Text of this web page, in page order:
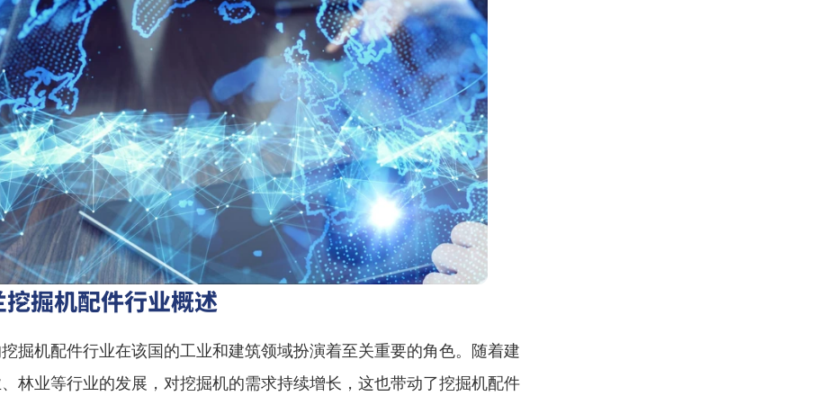
掘机配件行业概述
掘机配件行业在该国的工业和建筑领域扮演着至关重要的角色。随着建
林业等行业的发展，对挖掘机的需求持续增长，这也带动了挖掘机配件